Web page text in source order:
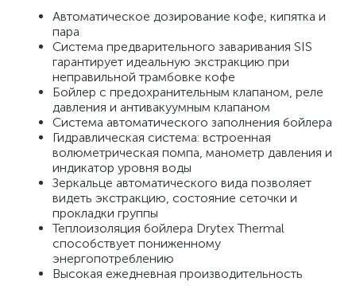
Автоматическое дозирование кофе, кипятка и
пара
Система предварительного заваривания SIS
гарантирует идеальную экстракцию при
неправильной трамбовке кофе
Бойлер с предохранительным клапаном, реле
давления и антивакуумным клапаном
Система автоматического заполнения бойлера
Гидравлическая система: встроенная
волюметрическая помпа, манометр давления и
индикатор уровня воды
Зеркальце автоматического вида позволяет
видеть экстракцию, состояние сеточки и
прокладки группы
Теплоизоляция бойлера Drytex Thermal
способствует пониженному
энергопотреблению
Высокая ежедневная производительность